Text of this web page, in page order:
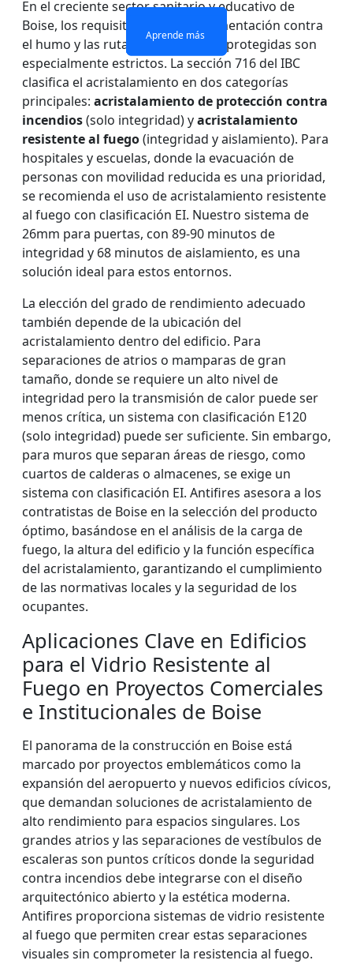
Aprende más
Aprende más
En el creciente sector sanitario y educativo de
Boise, los requisitos de compartimentación contra
el humo y las rutas de evacuación protegidas son
especialmente estrictos. La sección 716 del IBC
clasifica el acristalamiento en dos categorías
principales: acristalamiento de protección contra
incendios(solo integridad) yacristalamiento
resistente al fuego(integridad y aislamiento). Para
hospitales y escuelas, donde la evacuación de
personas con movilidad reducida es una prioridad,
se recomienda el uso de acristalamiento resistente
al fuego con clasificación EI. Nuestro sistema de
26mm para puertas, con 89-90 minutos de
integridad y 68 minutos de aislamiento, es una
solución ideal para estos entornos.
La elección del grado de rendimiento adecuado
también depende de la ubicación del
acristalamiento dentro del edificio. Para
separaciones de atrios o mamparas de gran
tamaño, donde se requiere un alto nivel de
integridad pero la transmisión de calor puede ser
menos crítica, un sistema con clasificación E120
(solo integridad) puede ser suficiente. Sin embargo,
para muros que separan áreas de riesgo, como
cuartos de calderas o almacenes, se exige un
sistema con clasificación EI. Antifires asesora a los
contratistas de Boise en la selección del producto
óptimo, basándose en el análisis de la carga de
fuego, la altura del edificio y la función específica
del acristalamiento, garantizando el cumplimiento
de las normativas locales y la seguridad de los
ocupantes.
Aplicaciones Clave en Edificios
para el Vidrio Resistente al
Fuego en Proyectos Comerciales
e Institucionales de Boise
El panorama de la construcción en Boise está
marcado por proyectos emblemáticos como la
expansión del aeropuerto y nuevos edificios cívicos,
que demandan soluciones de acristalamiento de
alto rendimiento para espacios singulares. Los
grandes atrios y las separaciones de vestíbulos de
escaleras son puntos críticos donde la seguridad
contra incendios debe integrarse con el diseño
arquitectónico abierto y la estética moderna.
Antifires proporciona sistemas de vidrio resistente
al fuego que permiten crear estas separaciones
visuales sin comprometer la resistencia al fuego.